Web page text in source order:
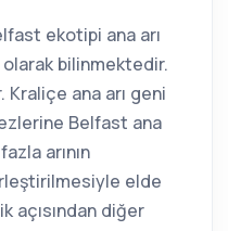
ekotipi ana arı
bilinmektedir.
Kraliçe ana arı geni
Belfast ana
arının
elde
açısından diğer